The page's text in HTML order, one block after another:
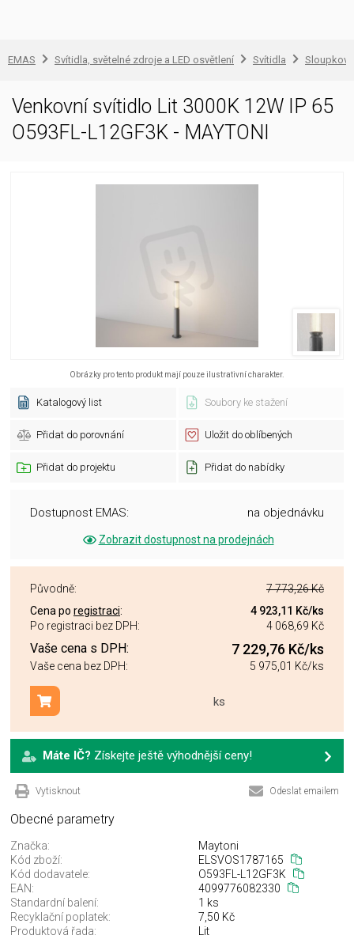
EMAS Svítidla, světelné zdroje a LED osvětlení Svítidla
Venkovní svítidlo Lit 3000K 12W IP 65
O593FL-L12GF3K - MAYTONI
Obrázky pro tento produkt mají pouze ilustrativní charakter.
Katalogový list Soubory ke stažení
Přidat do porovnání Uložit do oblíbených
Přidat do projektu Přidat do nabídky
Dostupnost EMAS: na objednávku
Zobrazit dostupnost na prodejnách
Původně:
7 773,26 Kč
Cena po registraci: 4 923,11 Kč/ks
Po registraci bez DPH:
4 068,69 Kč
Vaše cena s DPH: 7 229,76 Kč/ks
Vaše cena bez DPH: 5 975,01 Kč/ks
ks
Přidat do košíku
Máte IČ? Získejte ještě výhodnější ceny!
Vytisknout Odeslat emailem
Obecné parametry
Značka:
Maytoni
Kód zboží:
ELSVOS1787165
Kód dodavatele:
O593FL-L12GF3K
EAN:
4099776082330
Standardní balení:
1 ks
Recyklační poplatek:
7,50 Kč
Produktová řada:
Lit